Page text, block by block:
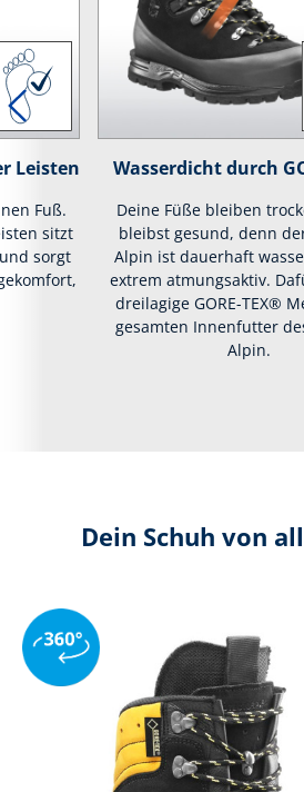
Leisten
Fuß.
sitzt
sorgt
Wasserdicht durch
Deine Füße bleiben
bleibst gesund, denn
Alpin ist dauerhaft
extrem atmungsaktiv.
dreilagige GORE-TEX®
gesamten Innenfutter
Alpin.
Dein Schuh von